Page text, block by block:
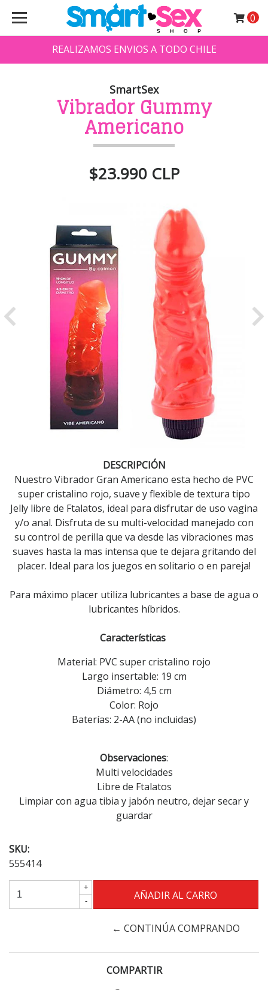
REALIZAMOS ENVIOS A TODO CHILE
0
SmartSex
Vibrador Gummy
Americano
$23.990 CLP
Previous
DESCRIPCIÓN
Nuestro Vibrador Gran Americano esta hecho de PVC
super cristalino rojo, suave y flexible de textura tipo
Jelly libre de Ftalatos, ideal para disfrutar de uso vagina
y/o anal. Disfruta de su multi-velocidad manejado con
su control de perilla que va desde las vibraciones mas
suaves hasta la mas intensa que te dejara gritando del
placer. Ideal para los juegos en solitario o en pareja!
Para máximo placer utiliza lubricantes a base de agua o
lubricantes híbridos.
Características
Material: PVC super cristalino rojo
Largo insertable: 19 cm
Diámetro: 4,5 cm
Color: Rojo
Baterías: 2-AA (no incluidas)
Observaciones:
Multi velocidades
Libre de Ftalatos
Limpiar con agua tibia y jabón neutro, dejar secar y
guardar
SKU:
555414
+
-
← CONTINÚA COMPRANDO
COMPARTIR